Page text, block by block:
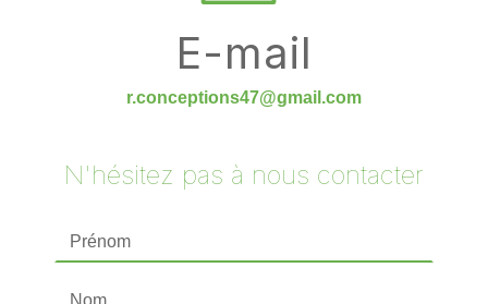
E-mail
r.conceptions47@gmail.com
N'hésitez pas à nous contacter